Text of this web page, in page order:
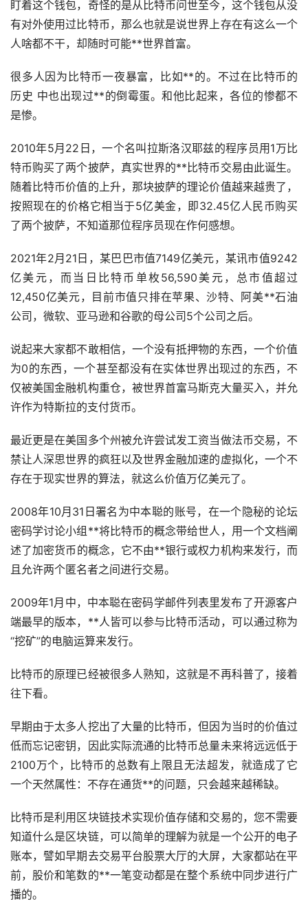
盯着这个钱包，奇怪的是从比特币问世至今，这个钱包从没
有对外使用过比特币，那么也就是说世界上存在有这么一个
人啥都不干，却随时可能**世界首富。
很多人因为比特币一夜暴富，比如**的。不过在比特币的
历史 中也出现过**的倒霉蛋。和他比起来，各位的惨都不
是惨。
2010年5月22日，一个名叫拉斯洛汉耶兹的程序员用1万比
特币购买了两个披萨，真实世界的**比特币交易由此诞生。
随着比特币价值的上升，那块披萨的理论价值越来越贵了，
按照现在的价格它相当于5亿美金，即32.45亿人民币购买
了两个披萨，不知道那位程序员现在作何感想。
2021年2月21日，某巴巴市值7149亿美元，某讯市值9242
亿美元，而当日比特币单枚56,590美元，总市值超过
12,450亿美元，目前市值只排在苹果、沙特、阿美**石油
公司，微软、亚马逊和谷歌的母公司5个公司之后。
说起来大家都不敢相信，一个没有抵押物的东西，一个价值
为0的东西，一个甚至都没有在实体世界出现过的东西，不
仅被美国金融机构重仓，被世界首富马斯克大量买入，并允
许作为特斯拉的支付货币。
最近更是在美国多个州被允许尝试发工资当做法币交易，不
禁让人深思世界的疯狂以及世界金融加速的虚拟化，一个不
存在于现实世界的算法，就这么价值万亿美元了。
2008年10月31日署名为中本聪的账号，在一个隐秘的论坛
密码学讨论小组**将比特币的概念带给世人，用一个文档阐
述了加密货币的概念，它不由**银行或权力机构来发行，而
且允许两个匿名者之间进行交易。
2009年1月中，中本聪在密码学邮件列表里发布了开源客户
端最早的版本，**人皆可以参与比特币活动，可以通过称为
“挖矿”的电脑运算来发行。
比特币的原理已经被很多人熟知，这就是不再科普了，接着
往下看。
早期由于太多人挖出了大量的比特币，但因为当时的价值过
低而忘记密钥，因此实际流通的比特币总量未来将远远低于
2100万个，比特币的总数有上限且无法超发，就造成了它
一个天然属性：不存在通货**的问题，只会越来越稀缺。
比特币是利用区块链技术实现价值存储和交易的，您不需要
知道什么是区块链，可以简单的理解为就是一个公开的电子
账本，譬如早期去交易平台股票大厅的大屏，大家都站在平
前，股价和笔数的**一笔变动都是在整个系统中同步进行广
播的。